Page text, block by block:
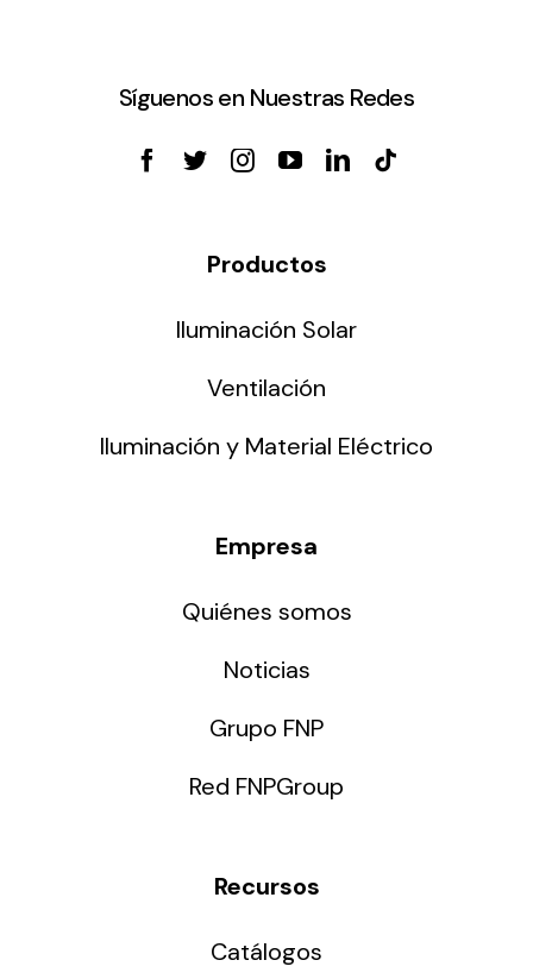
Síguenos en Nuestras Redes
Productos
Iluminación Solar
Ventilación
Iluminación y Material Eléctrico
Empresa
Quiénes somos
Noticias
Grupo FNP
Red FNPGroup
Recursos
Catálogos